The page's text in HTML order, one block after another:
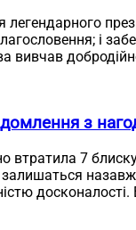
і
вивчав
з
втратила 7
досконалості.